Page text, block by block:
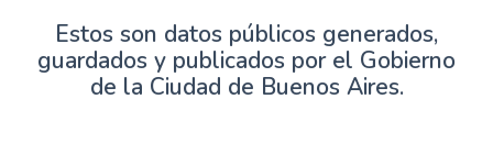
Estos son datos públicos generados,
guardados y publicados por el Gobierno
de la Ciudad de Buenos Aires.